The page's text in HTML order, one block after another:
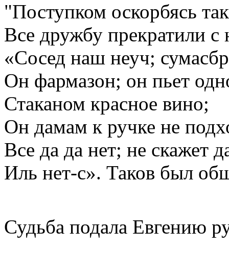
"Поступком оскорбясь
Все дружбу прекратили с
«Сосед наш неуч;
Он фармазон; он пьет
Стаканом красное вино;
Он дамам к ручке не
Все да да нет; не скажет
Иль нет-с». Таков был
Судьба подала Евгению